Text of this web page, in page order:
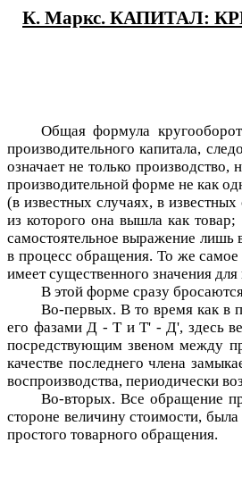
К. Маркс. КАПИТАЛ:
Общая формула
производительного капитала,
означает не только
производительной форме не как
(в известных случаях, в
из которого она вышла как
самостоятельное выражение лишь
в процесс обращения. То же самое
имеет существенного значения
В этой форме сразу бросаются
Во-первых. В то время как в
его фазамиД - ТиТ' - Д', здесь
посредствующим звеном между
качестве последнего члена
воспроизводства, периодически
Во-вторых. Все обращение
стороне величину стоимости,
простого товарного обращения.